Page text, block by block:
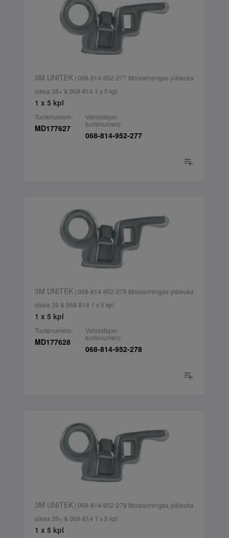
3M UNITEK| 068-814-952-277 Molaarirengas yläleuka
oikea 38+ & 068-814 1 x 5 kpl
1 x 5 kpl
Tuotenumero:
MD177627
Valmistajan
tuotenumero:
068-814-952-277
3M UNITEK| 068-814-952-278 Molaarirengas yläleuka
oikea 39 & 068-814 1 x 5 kpl
1 x 5 kpl
Tuotenumero:
MD177628
Valmistajan
tuotenumero:
068-814-952-278
3M UNITEK| 068-814-952-279 Molaarirengas yläleuka
oikea 39+ & 068-814 1 x 5 kpl
1 x 5 kpl